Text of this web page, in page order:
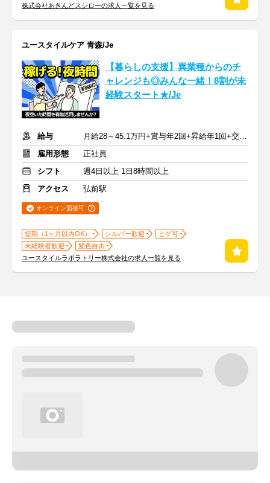
株式会社あきんどスシローの求人一覧を見る
ユースタイルケア 青森/Je
【暮らしの支援】異業種からのチ
ャレンジも◎みんな一緒！8割が未
経験スタート★/Je
給与
月給28～45.1万円+賞与年2回+昇給年1回+交通費全額
雇用形態
正社員
シフト
週4日以上 1日8時間以上
アクセス
弘前駅
オンライン面接可
短期（1ヶ月以内OK） シルバー歓迎
ヒゲ可
未経験者歓迎
髪色自由
ユースタイルラボラトリー株式会社の求人一覧を見る